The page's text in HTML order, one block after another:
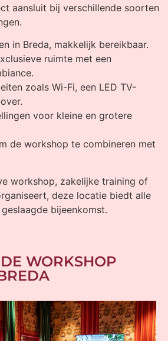
aansluit bij verschillende soorten
in Breda, makkelijk bereikbaar.
ruimte met een
zoals Wi-Fi, een LED TV-
voor kleine en grotere
de workshop te combineren met
workshop, zakelijke training of
deze locatie biedt alle
bijeenkomst.
WORKSHOP